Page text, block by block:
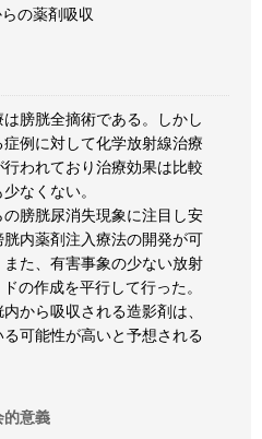
の薬剤吸収
膀胱全摘術である。しかし
例に対して化学放射線治療
われており治療効果は比較
なくない。
膀胱尿消失現象に注目し安
内薬剤注入療法の開発が可
た、有害事象の少ない放射
の作成を平行して行った。
から吸収される造影剤は、
可能性が高いと予想される
的意義